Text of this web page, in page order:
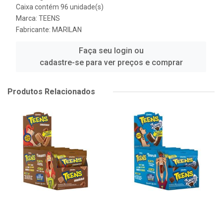
Caixa contém 96 unidade(s)
Marca: TEENS
Fabricante: MARILAN
Faça seu login ou
cadastre-se para ver preços e comprar
Produtos Relacionados